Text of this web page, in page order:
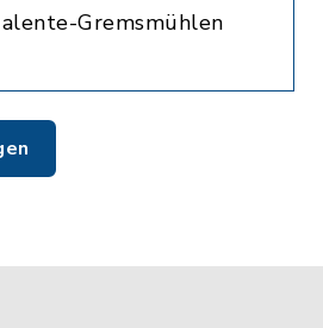
Gremsmühlen